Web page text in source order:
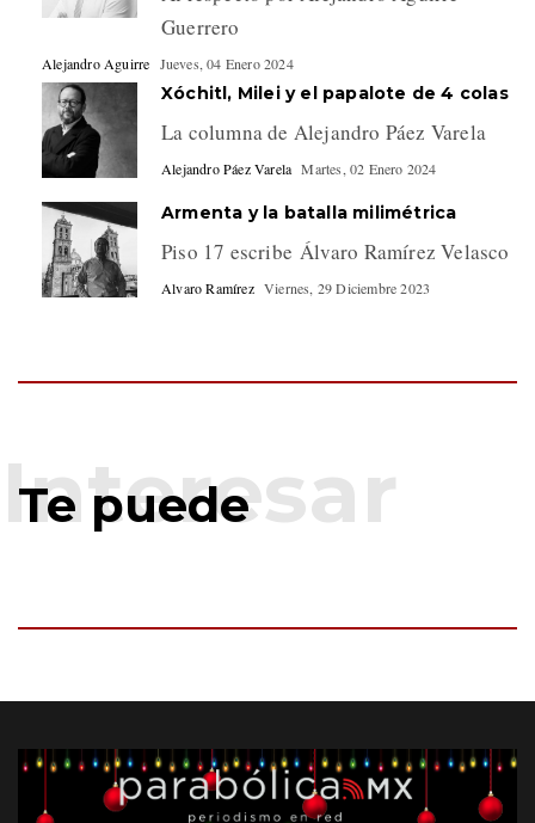
Guerrero
Alejandro Aguirre Jueves, 04 Enero 2024
Xóchitl, Milei y el papalote de 4 colas
La columna de Alejandro Páez Varela
Alejandro Páez Varela Martes, 02 Enero 2024
Armenta y la batalla milimétrica
Piso 17 escribe Álvaro Ramírez Velasco
Alvaro Ramírez Viernes, 29 Diciembre 2023
Te puede